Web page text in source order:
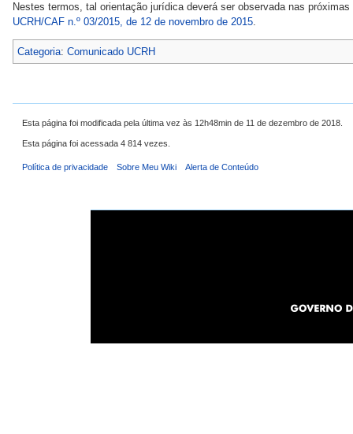
Nestes termos, tal orientação jurídica deverá ser observada nas
UCRH/CAF n.º 03/2015, de 12 de novembro de 2015.
Categoria: Comunicado UCRH
Esta página foi modificada pela última vez às 12h48min de 11 de dezembro de 2018.
Esta página foi acessada 4 814 vezes.
Política de privacidade Sobre Meu Wiki Alerta de Conteúdo